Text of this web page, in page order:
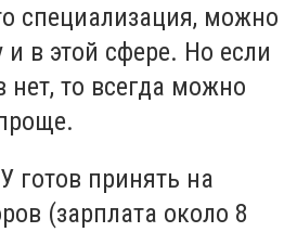
специализация, можно
и в этой сфере. Но если
нет, то всегда можно
готов принять на
(зарплата около 8